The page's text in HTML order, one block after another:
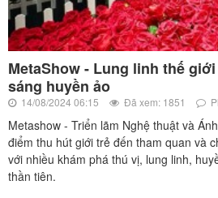
MetaShow - Lung linh thế
sáng huyền ảo
14/08/2024 06:15 Đã xem: 1851
Metashow - Triển lãm Nghệ thuật và
điểm thu hút giới trẻ đến tham quan và
với nhiều khám phá thú vị, lung linh,
thần tiên.